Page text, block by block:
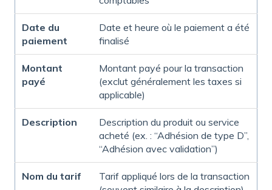
Date du
paiement
Date et heure où le paiement a été
finalisé
Montant
payé
Montant payé pour la transaction
(exclut généralement les taxes si
applicable)
Description
Description du produit ou service
acheté (ex. : “Adhésion de type D”,
“Adhésion avec validation”)
Nom du tarif
Tarif appliqué lors de la transaction